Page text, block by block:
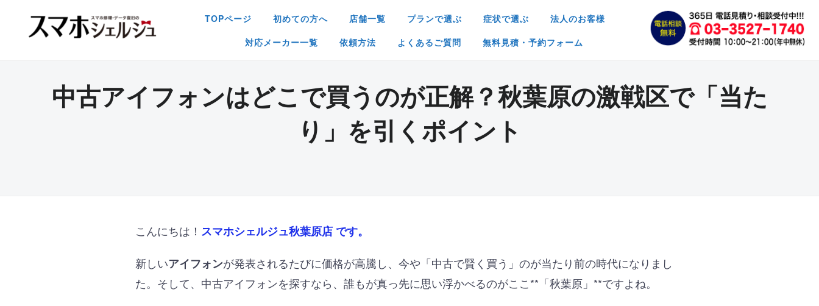
TOPページ 初めての方へ 店舗一覧 プランで選ぶ 症状で選ぶ
法人のお客様
対応メーカー一覧
依頼方法 よくあるご質問 無料見積・予約フォーム
中古アイフォンはどこで買うのが正解？秋葉原の激戦区で「当た
り」を引くポイント
こんにちは！ スマホシェルジュ秋葉原店 です。
新しいアイフォンが発表されるたびに価格が高騰し、今や「中古で賢く買う」のが当たり前の時代になりまし
た。そして、中古アイフォンを探すなら、誰もが真っ先に思い浮かべるのがここ**「秋葉原」**ですよね。